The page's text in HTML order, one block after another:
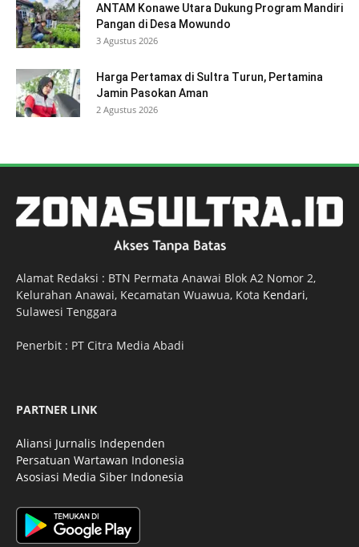
ANTAM Konawe Utara Dukung Program Mandiri
Pangan di Desa Mowundo
3 Agustus 2026
Harga Pertamax di Sultra Turun, Pertamina
Jamin Pasokan Aman
2 Agustus 2026
Alamat Redaksi : BTN Permata Anawai Blok A2 Nomor 2,
Kelurahan Anawai, Kecamatan Wuawua, Kota Kendari,
Sulawesi Tenggara
Penerbit : PT Citra Media Abadi
PARTNER LINK
Aliansi Jurnalis Independen
Persatuan Wartawan Indonesia
Asosiasi Media Siber Indonesia